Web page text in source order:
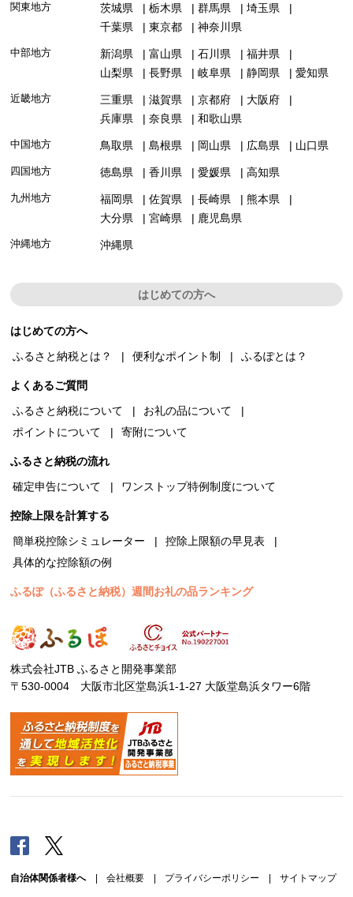
関東地方 茨城県 栃木県 群馬県
埼玉県
千葉県
東京都 神奈川県
中部地方 新潟県 富山県 石川県
福井県
山梨県
長野県 岐阜県 静岡県 愛知県
近畿地方 三重県 滋賀県 京都府
大阪府
兵庫県
奈良県 和歌山県
中国地方 鳥取県 島根県 岡山県 広島県 山口県
四国地方 徳島県 香川県 愛媛県 高知県
九州地方 福岡県 佐賀県 長崎県
熊本県
大分県
宮崎県 鹿児島県
沖縄地方 沖縄県
はじめての方へ
はじめての方へ
ふるさと納税とは？
便利なポイント制 ふるぽとは？
よくあるご質問
ふるさと納税について
お礼の品について
ポイントについて
寄附について
ふるさと納税の流れ
確定申告について
ワンストップ特例制度について
控除上限を計算する
簡単税控除シミュレーター
控除上限額の早見表
具体的な控除額の例
ふるぽ（ふるさと納税）週間お礼の品ランキング
株式会社JTB ふるさと開発事業部
〒530-0004 大阪市北区堂島浜1-1-27 大阪堂島浜タワー6階
Facebook
自治体関係者様へ| 会社概要 プライバシーポリシー サイトマップ